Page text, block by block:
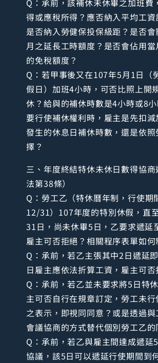
Q：承前，該補休未休畢之加班費
得或應稅所得？應否納入平均工資
是否納入勞健保投保級距？是否
月之延長工時額度？是否會佔用
的免稅額度？
Q：若甲事後又在107年5月1日（
假日）加班4小時，可否比照上開
休？給與的補休時數是4小時或8
要行使補休權利時，雇主是先扣
發生的休息日補休時數，還是依
擇？
三、年度終結特休未休日數得協
法第38條）
Q：勞工乙（特休曆年制，行使期
12/31）107年度的特別休假，直
31日，尚未休畢5日，乙要求遞延
雇主可否拒絕？相關程序表單如何
Q：承前，若乙主張其中2日遞延
日雇主應依法折算工資，雇主可否
Q：承前，若乙並未要求將5日特
主可否自行在規章訂定，勞工未
之表示，即視同同意？或是透過
會議協商的方式替代個別勞工乙的
Q：承前，若乙與雇主間達成遞延
協議，該5日可以遞延行使期間到